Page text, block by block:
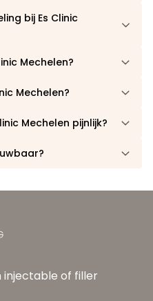
bij Es Clinic
Mechelen?
Mechelen?
Mechelen pijnlijk?
injectable of filler